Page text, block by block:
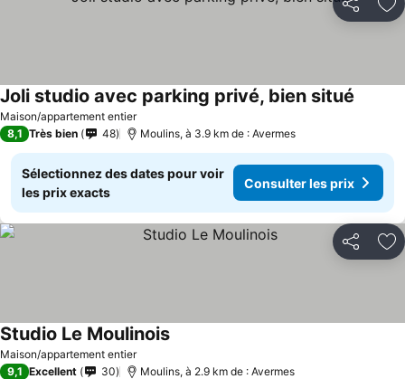
Partager
Maison/appartement entier
Joli studio avec parking privé, bien situé
8,1 Très bien 48 Moulins, à 3.9 km de : Avermes
Sélectionnez des dates pour voir
les prix exacts
Consulter les prix
Partager
Maison/appartement entier
Studio Le Moulinois
9,1 Excellent 30 Moulins, à 2.9 km de : Avermes